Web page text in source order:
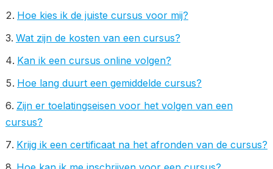
Hoe kies ik de juiste cursus voor mij?
Wat zijn de kosten van een cursus?
Kan ik een cursus online volgen?
Hoe lang duurt een gemiddelde cursus?
Zijn er toelatingseisen voor het volgen van een
cursus?
Krijg ik een certificaat na het afronden van de cursus?